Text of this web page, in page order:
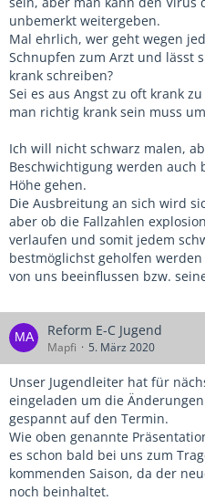
unbemerkt weitergeben.
Mal ehrlich, wer geht wegen
Schnupfen zum Arzt und lässt
krank schreiben?
Sei es aus Angst zu oft krank
man richtig krank sein muss
Ich will nicht schwarz malen,
Beschwichtigung werden auch
Höhe gehen.
Die Ausbreitung an sich wird
aber ob die Fallzahlen
verlaufen und somit jedem
bestmöglichst geholfen
von uns beeinflussen bzw.
Reform E-C Jugend
Mapfi 5. März 2020
Unser Jugendleiter hat für
eingeladen um die
gespannt auf den Termin.
Wie oben genannte
es schon bald bei uns zum
kommenden Saison, da der
noch beinhaltet.